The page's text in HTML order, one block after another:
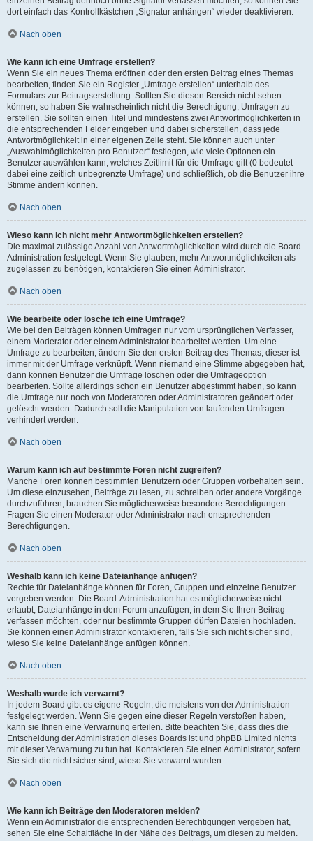
dort einfach das Kontrollkästchen „Signatur anhängen“ wieder deaktivieren.
Nach oben
Wie kann ich eine Umfrage erstellen?
Wenn Sie ein neues Thema eröffnen oder den ersten Beitrag eines Themas
bearbeiten, finden Sie ein Register „Umfrage erstellen“ unterhalb des
Formulars zur Beitragserstellung. Sollten Sie diesen Bereich nicht sehen
können, so haben Sie wahrscheinlich nicht die Berechtigung, Umfragen zu
erstellen. Sie sollten einen Titel und mindestens zwei Antwortmöglichkeiten in
die entsprechenden Felder eingeben und dabei sicherstellen, dass jede
Antwortmöglichkeit in einer eigenen Zeile steht. Sie können auch unter
„Auswahlmöglichkeiten pro Benutzer“ festlegen, wie viele Optionen ein
Benutzer auswählen kann, welches Zeitlimit für die Umfrage gilt (0 bedeutet
dabei eine zeitlich unbegrenzte Umfrage) und schließlich, ob die Benutzer ihre
Stimme ändern können.
Nach oben
Wieso kann ich nicht mehr Antwortmöglichkeiten erstellen?
Die maximal zulässige Anzahl von Antwortmöglichkeiten wird durch die Board-
Administration festgelegt. Wenn Sie glauben, mehr Antwortmöglichkeiten als
zugelassen zu benötigen, kontaktieren Sie einen Administrator.
Nach oben
Wie bearbeite oder lösche ich eine Umfrage?
Wie bei den Beiträgen können Umfragen nur vom ursprünglichen Verfasser,
einem Moderator oder einem Administrator bearbeitet werden. Um eine
Umfrage zu bearbeiten, ändern Sie den ersten Beitrag des Themas; dieser ist
immer mit der Umfrage verknüpft. Wenn niemand eine Stimme abgegeben hat,
dann können Benutzer die Umfrage löschen oder die Umfrageoption
bearbeiten. Sollte allerdings schon ein Benutzer abgestimmt haben, so kann
die Umfrage nur noch von Moderatoren oder Administratoren geändert oder
gelöscht werden. Dadurch soll die Manipulation von laufenden Umfragen
verhindert werden.
Nach oben
Warum kann ich auf bestimmte Foren nicht zugreifen?
Manche Foren können bestimmten Benutzern oder Gruppen vorbehalten sein.
Um diese einzusehen, Beiträge zu lesen, zu schreiben oder andere Vorgänge
durchzuführen, brauchen Sie möglicherweise besondere Berechtigungen.
Fragen Sie einen Moderator oder Administrator nach entsprechenden
Berechtigungen.
Nach oben
Weshalb kann ich keine Dateianhänge anfügen?
Rechte für Dateianhänge können für Foren, Gruppen und einzelne Benutzer
vergeben werden. Die Board-Administration hat es möglicherweise nicht
erlaubt, Dateianhänge in dem Forum anzufügen, in dem Sie Ihren Beitrag
verfassen möchten, oder nur bestimmte Gruppen dürfen Dateien hochladen.
Sie können einen Administrator kontaktieren, falls Sie sich nicht sicher sind,
wieso Sie keine Dateianhänge anfügen können.
Nach oben
Weshalb wurde ich verwarnt?
In jedem Board gibt es eigene Regeln, die meistens von der Administration
festgelegt werden. Wenn Sie gegen eine dieser Regeln verstoßen haben,
kann sie Ihnen eine Verwarnung erteilen. Bitte beachten Sie, dass dies die
Entscheidung der Administration dieses Boards ist und phpBB Limited nichts
mit dieser Verwarnung zu tun hat. Kontaktieren Sie einen Administrator, sofern
Sie sich die nicht sicher sind, wieso Sie verwarnt wurden.
Nach oben
Wie kann ich Beiträge den Moderatoren melden?
Wenn ein Administrator die entsprechenden Berechtigungen vergeben hat,
sehen Sie eine Schaltfläche in der Nähe des Beitrags, um diesen zu melden.